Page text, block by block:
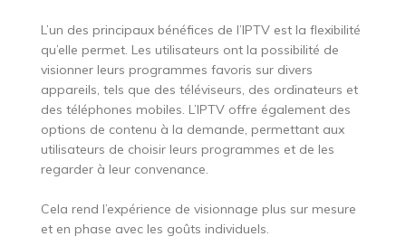
L’un des principaux bénéfices de l’IPTV est la flexibilité
qu’elle permet. Les utilisateurs ont la possibilité de
visionner leurs programmes favoris sur divers
appareils, tels que des téléviseurs, des ordinateurs et
des téléphones mobiles. L’IPTV offre également des
options de contenu à la demande, permettant aux
utilisateurs de choisir leurs programmes et de les
regarder à leur convenance.
Cela rend l’expérience de visionnage plus sur mesure
et en phase avec les goûts individuels.